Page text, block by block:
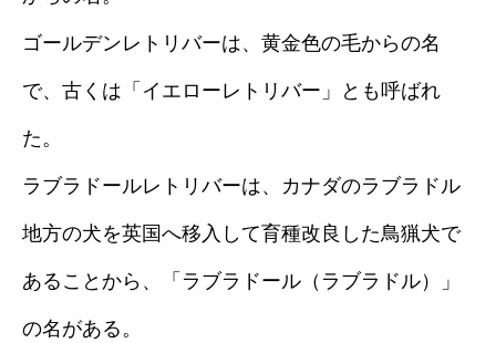
ゴールデンレトリバーは、黄金色の毛からの名
で、古くは「イエローレトリバー」とも呼ばれ
た。
ラブラドールレトリバーは、カナダのラブラドル
地方の犬を英国へ移入して育種改良した鳥猟犬で
あることから、「ラブラドール（ラブラドル）」
の名がある。